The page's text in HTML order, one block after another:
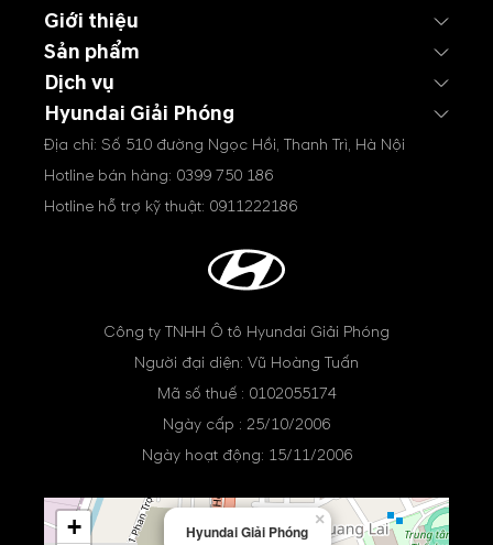
Giới thiệu
Sản phẩm
Dịch vụ
Hyundai Giải Phóng
Địa chỉ: Số 510 đường Ngọc Hồi, Thanh Trì, Hà Nội
Hotline bán hàng: 0399 750 186
Hotline hỗ trợ kỹ thuật: 0911222186
Công ty TNHH Ô tô Hyundai Giải Phóng
Người đại diện: Vũ Hoàng Tuấn
Mã số thuế : 0102055174
Ngày cấp : 25/10/2006
Ngày hoạt động: 15/11/2006
Hyundai Giải Phóng
×
+